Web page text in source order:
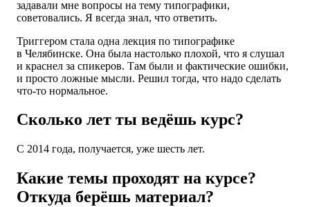
задавали мне вопросы на тему типографики,
советовались. Я всегда знал, что ответить.
Триггером стала одна лекция по типографике
в Челябинске. Она была настолько плохой, что я слушал
и краснел за спикеров. Там были и фактические ошибки,
и просто ложные мысли. Решил тогда, что надо сделать
что-то нормальное.
Сколько лет ты ведёшь курс?
С 2014 года, получается, уже шесть лет.
Какие темы проходят на курсе?
Откуда берёшь материал?